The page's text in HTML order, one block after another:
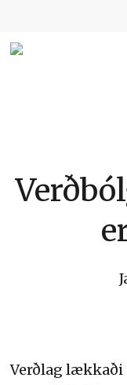
Verðlag lækkaði